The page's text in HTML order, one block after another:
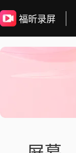
福昕录屏